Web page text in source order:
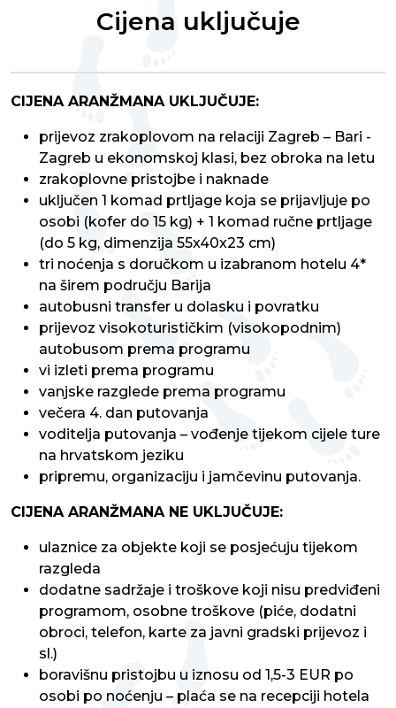
Cijena uključuje
CIJENA ARANŽMANA UKLJUČUJE:
prijevoz zrakoplovom na relaciji Zagreb – Bari -
Zagreb u ekonomskoj klasi, bez obroka na letu
zrakoplovne pristojbe i naknade
uključen 1 komad prtljage koja se prijavljuje po
osobi (kofer do 15 kg) + 1 komad ručne prtljage
(do 5 kg, dimenzija 55x40x23 cm)
tri noćenja s doručkom u izabranom hotelu 4*
na širem području Barija
autobusni transfer u dolasku i povratku
prijevoz visokoturističkim (visokopodnim)
autobusom prema programu
vi izleti prema programu
vanjske razglede prema programu
večera 4. dan putovanja
voditelja putovanja – vođenje tijekom cijele ture
na hrvatskom jeziku
pripremu, organizaciju i jamčevinu putovanja.
CIJENA ARANŽMANA NE UKLJUČUJE:
ulaznice za objekte koji se posjećuju tijekom
razgleda
dodatne sadržaje i troškove koji nisu predviđeni
programom, osobne troškove (piće, dodatni
obroci, telefon, karte za javni gradski prijevoz i
sl.)
boravišnu pristojbu u iznosu od 1,5-3 EUR po
osobi po noćenju – plaća se na recepciji hotela